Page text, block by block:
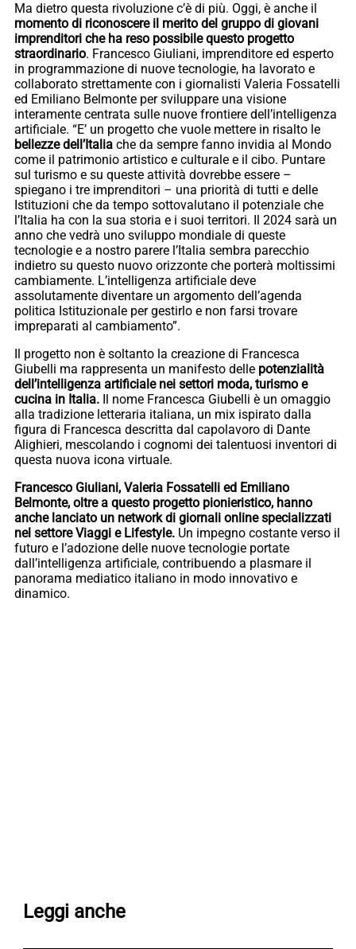
Ma dietro questa rivoluzione c’è di più. Oggi, è anche il
momento di riconoscere il merito del gruppo di giovani
imprenditori che ha reso possibile questo progetto
straordinario. Francesco Giuliani, imprenditore ed esperto
in programmazione di nuove tecnologie, ha lavorato e
collaborato strettamente con i giornalisti Valeria Fossatelli
ed Emiliano Belmonte per sviluppare una visione
interamente centrata sulle nuove frontiere dell’intelligenza
artificiale. “E’ un progetto che vuole mettere in risalto le
bellezze dell’Italia che da sempre fanno invidia al Mondo
come il patrimonio artistico e culturale e il cibo. Puntare
sul turismo e su queste attività dovrebbe essere –
spiegano i tre imprenditori – una priorità di tutti e delle
Istituzioni che da tempo sottovalutano il potenziale che
l’Italia ha con la sua storia e i suoi territori. Il 2024 sarà un
anno che vedrà uno sviluppo mondiale di queste
tecnologie e a nostro parere l’Italia sembra parecchio
indietro su questo nuovo orizzonte che porterà moltissimi
cambiamente. L’intelligenza artificiale deve
assolutamente diventare un argomento dell’agenda
politica Istituzionale per gestirlo e non farsi trovare
impreparati al cambiamento”.
Il progetto non è soltanto la creazione di Francesca
Giubelli ma rappresenta un manifesto delle potenzialità
dell’intelligenza artificiale nei settori moda, turismo e
cucina in Italia. Il nome Francesca Giubelli è un omaggio
alla tradizione letteraria italiana, un mix ispirato dalla
figura di Francesca descritta dal capolavoro di Dante
Alighieri, mescolando i cognomi dei talentuosi inventori di
questa nuova icona virtuale.
Francesco Giuliani, Valeria Fossatelli ed Emiliano
Belmonte, oltre a questo progetto pionieristico, hanno
anche lanciato un network di giornali online specializzati
nel settore Viaggi e Lifestyle. Un impegno costante verso il
futuro e l’adozione delle nuove tecnologie portate
dall’intelligenza artificiale, contribuendo a plasmare il
panorama mediatico italiano in modo innovativo e
dinamico.
Leggi anche